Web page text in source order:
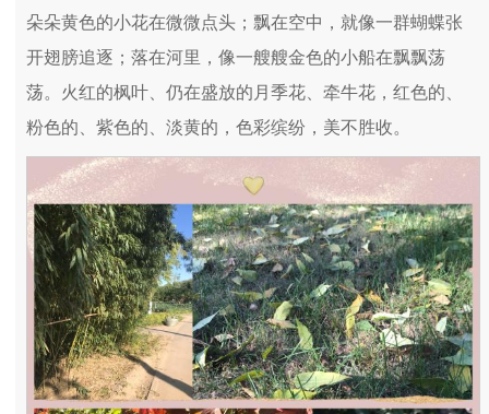
朵朵黄色的小花在微微点头；飘在空中，就像一群蝴蝶张
开翅膀追逐；落在河里，像一艘艘金色的小船在飘飘荡
荡。火红的枫叶、仍在盛放的月季花、牵牛花，红色的、
粉色的、紫色的、淡黄的，色彩缤纷，美不胜收。